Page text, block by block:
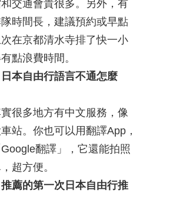
交通會貴很多。另外，有
時間長，建議預約或早點
在京都清水寺排了快一小
點浪費時間。
本自由行語言不通怎麼
很多地方有中文服務，像
站。你也可以用翻譯App，
翻譯」，它還能拍照
超方便。
薦的第一次日本自由行推